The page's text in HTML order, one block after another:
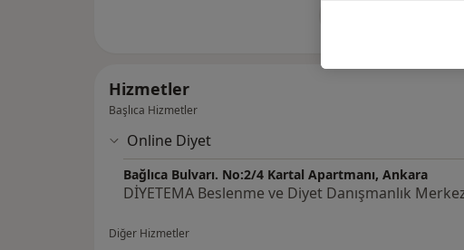
Hizmetler
Başlıca Hizmetler
Online Diyet
Bağlıca Bulvarı. No:2/4 Kartal Apartmanı, Ankara
DİYETEMA Beslenme ve Diyet Danışmanlık
Diğer Hizmetler